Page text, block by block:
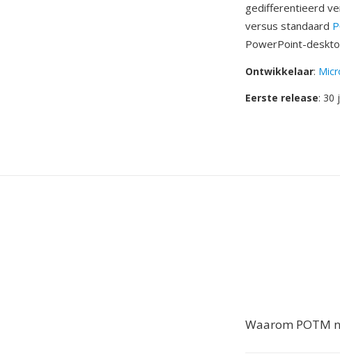
gedifferentieerd
versus standaard
PowerPoint-
Ontwikkelaar:
Eerste release: 30
Waarom POTM